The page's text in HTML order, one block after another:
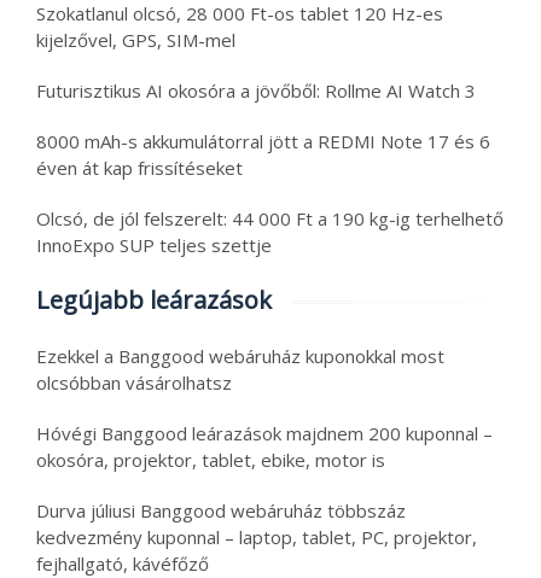
Szokatlanul olcsó, 28 000 Ft-os tablet 120 Hz-es
kijelzővel, GPS, SIM-mel
Futurisztikus AI okosóra a jövőből: Rollme AI Watch 3
8000 mAh-s akkumulátorral jött a REDMI Note 17 és 6
éven át kap frissítéseket
Olcsó, de jól felszerelt: 44 000 Ft a 190 kg-ig terhelhető
InnoExpo SUP teljes szettje
Legújabb leárazások
Ezekkel a Banggood webáruház kuponokkal most
olcsóbban vásárolhatsz
Hóvégi Banggood leárazások majdnem 200 kuponnal –
okosóra, projektor, tablet, ebike, motor is
Durva júliusi Banggood webáruház többszáz
kedvezmény kuponnal – laptop, tablet, PC, projektor,
fejhallgató, kávéfőző